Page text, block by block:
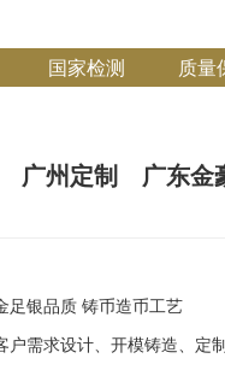
国家检测 质量
广州定制 广东金
足银品质 铸币造币工艺
户需求设计、开模铸造、定